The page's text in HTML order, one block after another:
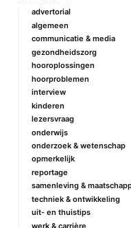
advertorial
algemeen
communicatie & media
gezondheidszorg
hooroplossingen
hoorproblemen
interview
kinderen
lezersvraag
onderwijs
onderzoek & wetenschap
opmerkelijk
reportage
samenleving &
techniek & ontwikkeling
uit- en thuistips
werk & carrière